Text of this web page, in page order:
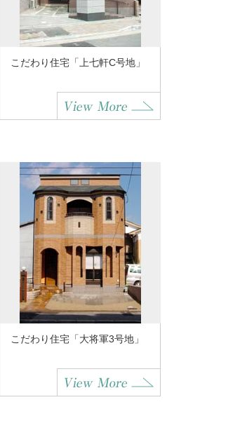
こだわり住宅「上七軒C号地」
こだわり住宅「大将軍3号地」